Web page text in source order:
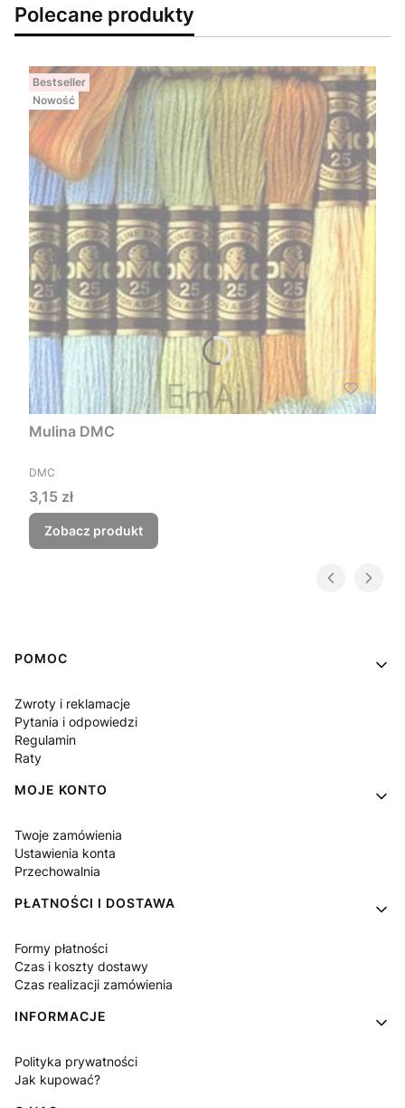
Polecane produkty
Bestseller
Nowość
Mulina DMC
PRODUCENT
DMC
Cena
3,15 zł
Zobacz produkt
Linki w stopce
POMOC
Zwroty i reklamacje
Pytania i odpowiedzi
Regulamin
Raty
MOJE KONTO
Twoje zamówienia
Ustawienia konta
Przechowalnia
PŁATNOŚCI I DOSTAWA
Formy płatności
Czas i koszty dostawy
Czas realizacji zamówienia
INFORMACJE
Polityka prywatności
Jak kupować?